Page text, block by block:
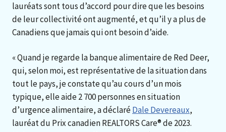
lauréats sont tous d’accord pour dire que les besoins
de leur collectivité ont augmenté, et qu’il y a plus de
Canadiens que jamais qui ont besoin d’aide.
« Quand je regarde la banque alimentaire de Red Deer,
qui, selon moi, est représentative de la situation dans
tout le pays, je constate qu’au cours d’un mois
typique, elle aide 2 700 personnes en situation
d’urgence alimentaire, a déclaréDale Devereaux,
lauréat du Prix canadien REALTORS Care® de 2023.